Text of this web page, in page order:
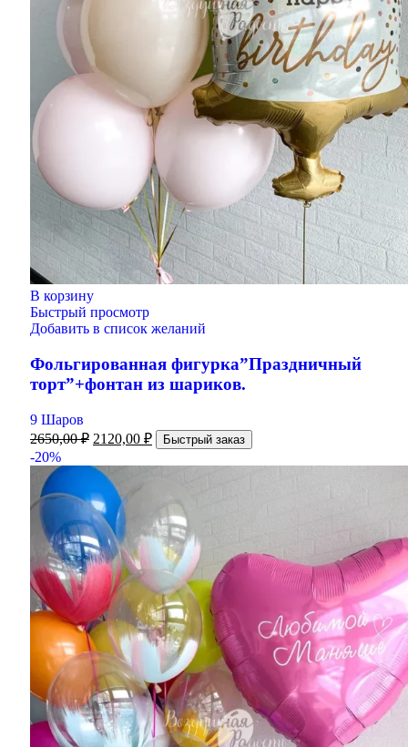
В корзину
Быстрый просмотр
Добавить в список желаний
Фольгированная фигурка”Праздничный
торт”+фонтан из шариков.
9 Шаров
2650,00₽ 2120,00 ₽ Быстрый заказ
-20%